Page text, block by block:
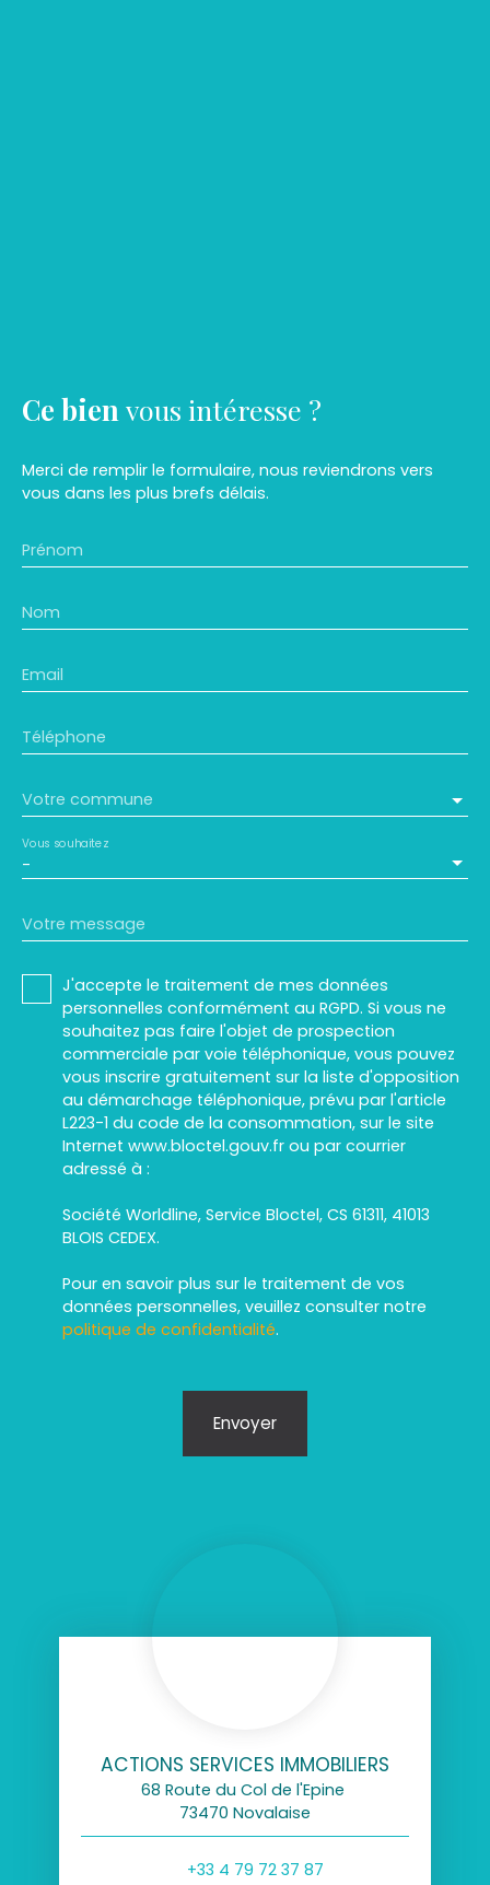
Ce bien vous intéresse ?
Merci de remplir le formulaire, nous reviendrons vers
vous dans les plus brefs délais.
Prénom
Nom
Email
Téléphone
Votre commune
-
Vous souhaitez
Votre message
J'accepte le traitement de mes données
personnelles conformément au RGPD. Si vous ne
souhaitez pas faire l'objet de prospection
commerciale par voie téléphonique, vous pouvez
vous inscrire gratuitement sur la liste d'opposition
au démarchage téléphonique, prévu par l'article
L223-1 du code de la consommation, sur le site
Internet www.bloctel.gouv.fr ou par courrier
adressé à :
Société Worldline, Service Bloctel, CS 61311, 41013
BLOIS CEDEX.
Pour en savoir plus sur le traitement de vos
données personnelles, veuillez consulter notre
politique de confidentialité.
Envoyer
ACTIONS SERVICES IMMOBILIERS
68 Route du Col de l'Epine
73470 Novalaise
+33 4 79 72 37 87